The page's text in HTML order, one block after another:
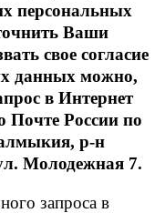
персональных
Ваши
свое согласие
данных можно,
в Интернет
Почте России по
р-н
Молодежная 7.
запроса в